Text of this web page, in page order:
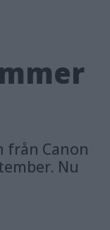
Canon
Nu